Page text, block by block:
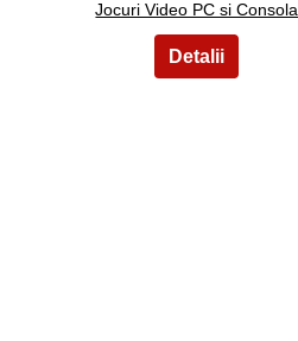
Jocuri Video PC si Consola